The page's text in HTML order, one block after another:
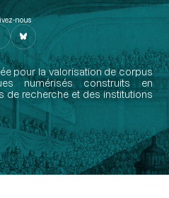
nous
pour la valorisation de corpus
numérisés construits en
de recherche et des institutions